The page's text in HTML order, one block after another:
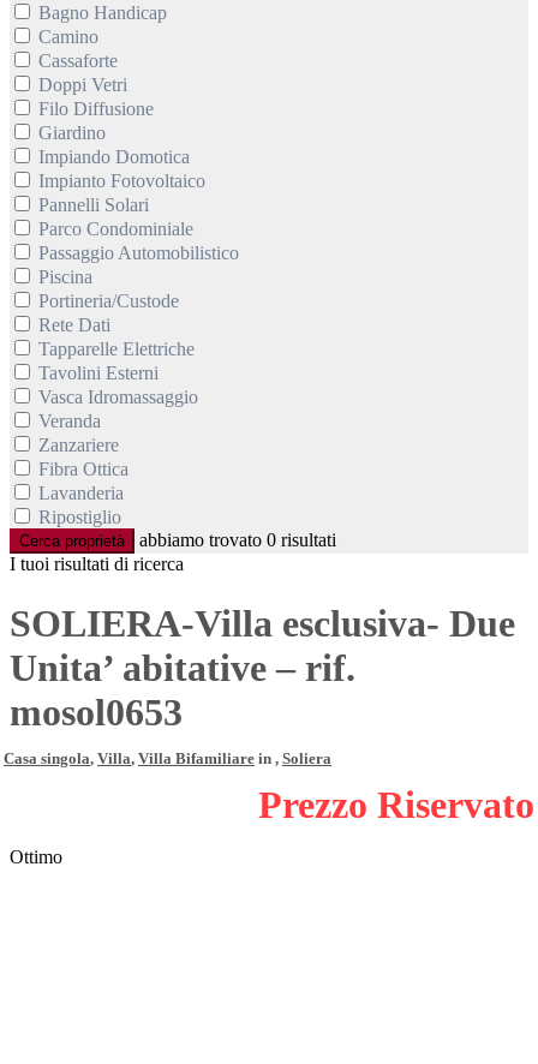
Bagno Handicap
Camino
Cassaforte
Doppi Vetri
Filo Diffusione
Giardino
Impiando Domotica
Impianto Fotovoltaico
Pannelli Solari
Parco Condominiale
Passaggio Automobilistico
Piscina
Portineria/Custode
Rete Dati
Tapparelle Elettriche
Tavolini Esterni
Vasca Idromassaggio
Veranda
Zanzariere
Fibra Ottica
Lavanderia
Ripostiglio
Cerca proprietà abbiamo trovato 0 risultati
I tuoi risultati di ricerca
SOLIERA-Villa esclusiva- Due
Unita’ abitative – rif.
mosol0653
Casa singola, Villa, Villa Bifamiliare in , Soliera
Prezzo Riservato
Ottimo